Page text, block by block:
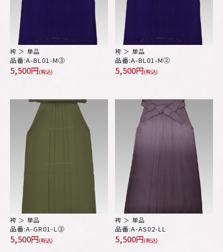
袴 ＞ 単品
品番:A-BL01-M③
5,500円(税込)
袴 ＞ 単品
品番:A-BL01-M②
5,500円(税込)
袴 ＞ 単品
品番:A-GR01-L③
5,500円(税込)
袴 ＞ 単品
品番:A-AS02-LL
5,500円(税込)